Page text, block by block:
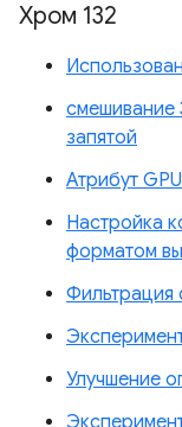
Хром 132
смешивание
запятой
Атрибут
Настройка
форматом
Фильтрация
Улучшение